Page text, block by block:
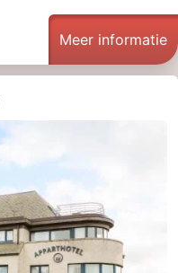
Meer informatie